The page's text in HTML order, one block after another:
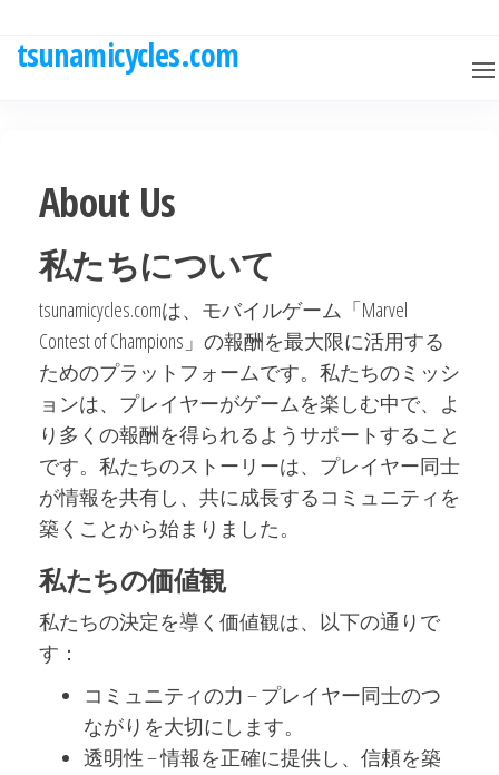
tsunamicycles.com
About Us
私たちについて
tsunamicycles.comは、モバイルゲーム「Marvel
Contest of Champions」の報酬を最大限に活用する
ためのプラットフォームです。私たちのミッシ
ョンは、プレイヤーがゲームを楽しむ中で、よ
り多くの報酬を得られるようサポートすること
です。私たちのストーリーは、プレイヤー同士
が情報を共有し、共に成長するコミュニティを
築くことから始まりました。
私たちの価値観
私たちの決定を導く価値観は、以下の通りで
す：
コミュニティの力 – プレイヤー同士のつ
ながりを大切にします。
透明性 – 情報を正確に提供し、信頼を築